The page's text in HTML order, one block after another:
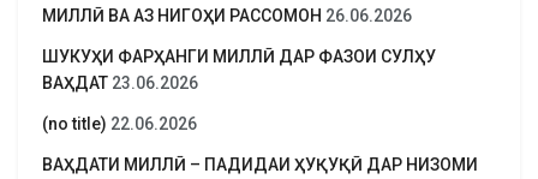
МИЛЛӢ ВА АЗ НИГОҲИ РАССОМОН 26.06.2026
ШУКУҲИ ФАРҲАНГИ МИЛЛӢ ДАР ФАЗОИ СУЛҲУ
ВАҲДАТ 23.06.2026
(no title) 22.06.2026
ВАҲДАТИ МИЛЛӢ – ПАДИДАИ ҲУҚУҚӢ ДАР НИЗОМИ